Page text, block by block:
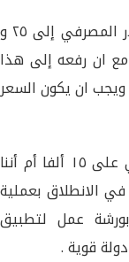
وتتالت الوعود والأخبار حول إمكان رفع الدولار المصرفي إلى ٢٥ و
مع ان رفعه إلى هذا
ان يكون السعر
فهل من المقبول أن يبقى الدولار المصرفي على ١٥ ألفا أم أننا
الانطلاق بعملية
بورشة عمل لتطبيق
قوية .